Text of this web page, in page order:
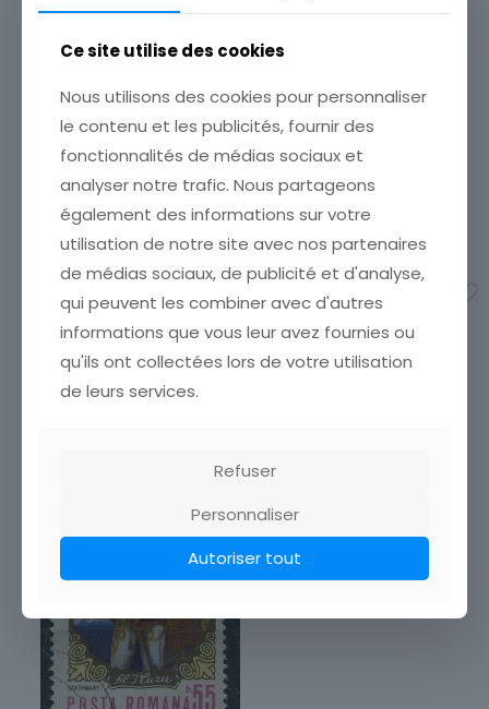
LOT DE 50 TIMBRES
DIFFERENTS THEMES
PAPILLONS
Pochette de timbres
différents ÉTATVOIR
en visitant ma boutiqueafin
de réduire vos frais de
port. Emballage Soigné !!!
2,80€
Ajouter au panier
TIMBRE ROUMANIE ION
CREANGA
ÉTATVOIR SCANCumulez vos
achats en visitant ma
boutiqueafin de réduire vos
frais de port. Emballage
Soigné !!!
1,00€
Ajouter au panier
Ce site utilise des cookies
Nous utilisons des cookies pour personnaliser
le contenu et les publicités, fournir des
fonctionnalités de médias sociaux et
analyser notre trafic. Nous partageons
également des informations sur votre
utilisation de notre site avec nos partenaires
de médias sociaux, de publicité et d'analyse,
qui peuvent les combiner avec d'autres
informations que vous leur avez fournies ou
qu'ils ont collectées lors de votre utilisation
de leurs services.
Refuser
Personnaliser
Autoriser tout